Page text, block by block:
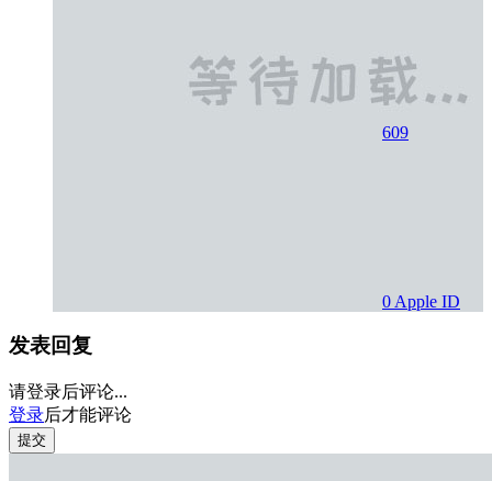
609
0 Apple ID
发表回复
请登录后评论...
登录后才能评论
提交